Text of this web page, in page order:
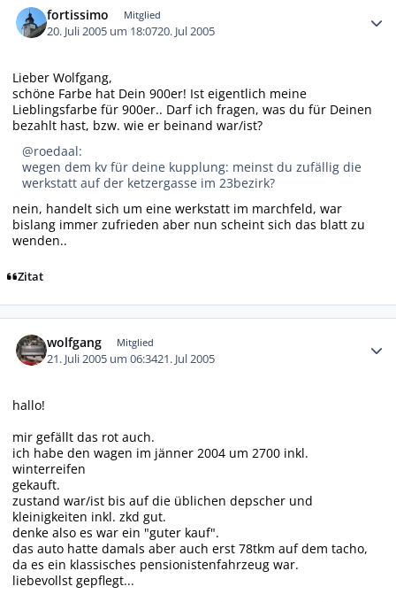
fortissimo Mitglied
20. Juli 2005 um 18:0720. Jul 2005
Lieber Wolfgang,
schöne Farbe hat Dein 900er! Ist eigentlich meine
Lieblingsfarbe für 900er.. Darf ich fragen, was du für Deinen
bezahlt hast, bzw. wie er beinand war/ist?
@roedaal:
wegen dem kv für deine kupplung: meinst du zufällig die
werkstatt auf der ketzergasse im 23bezirk?
nein, handelt sich um eine werkstatt im marchfeld, war
bislang immer zufrieden aber nun scheint sich das blatt zu
wenden..
Zitat
wolfgang Mitglied
21. Juli 2005 um 06:3421. Jul 2005
hallo!
mir gefällt das rot auch.
ich habe den wagen im jänner 2004 um 2700 inkl.
winterreifen
gekauft.
zustand war/ist bis auf die üblichen depscher und
kleinigkeiten inkl. zkd gut.
denke also es war ein "guter kauf".
das auto hatte damals aber auch erst 78tkm auf dem tacho,
da es ein klassisches pensionistenfahrzeug war.
liebevollst gepflegt...